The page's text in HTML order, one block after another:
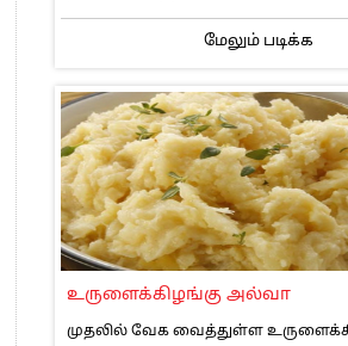
மேலும் படிக்க
உருளைக்கிழங்கு அல்வா
முதலில் வேக வைத்துள்ள